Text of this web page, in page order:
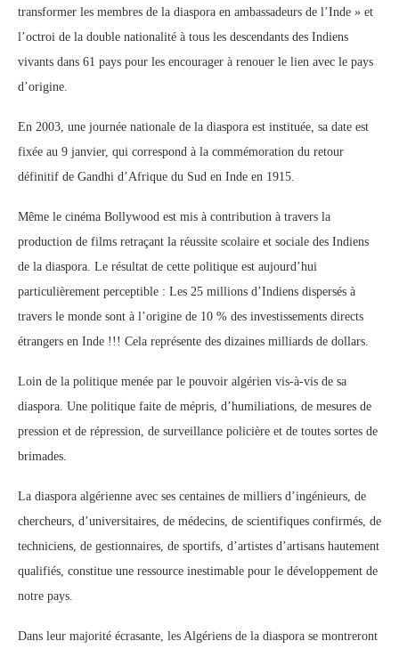
transformer les membres de la diaspora en ambassadeurs de l’Inde » et
l’octroi de la double nationalité à tous les descendants des Indiens
vivants dans 61 pays pour les encourager à renouer le lien avec le pays
d’origine.
En 2003, une journée nationale de la diaspora est instituée, sa date est
fixée au 9 janvier, qui correspond à la commémoration du retour
définitif de Gandhi d’Afrique du Sud en Inde en 1915.
Même le cinéma Bollywood est mis à contribution à travers la
production de films retraçant la réussite scolaire et sociale des Indiens
de la diaspora. Le résultat de cette politique est aujourd’hui
particulièrement perceptible : Les 25 millions d’Indiens dispersés à
travers le monde sont à l’origine de 10 % des investissements directs
étrangers en Inde !!! Cela représente des dizaines milliards de dollars.
Loin de la politique menée par le pouvoir algérien vis-à-vis de sa
diaspora. Une politique faite de mépris, d’humiliations, de mesures de
pression et de répression, de surveillance policière et de toutes sortes de
brimades.
La diaspora algérienne avec ses centaines de milliers d’ingénieurs, de
chercheurs, d’universitaires, de médecins, de scientifiques confirmés, de
techniciens, de gestionnaires, de sportifs, d’artistes d’artisans hautement
qualifiés, constitue une ressource inestimable pour le développement de
notre pays.
Dans leur majorité écrasante, les Algériens de la diaspora se montreront